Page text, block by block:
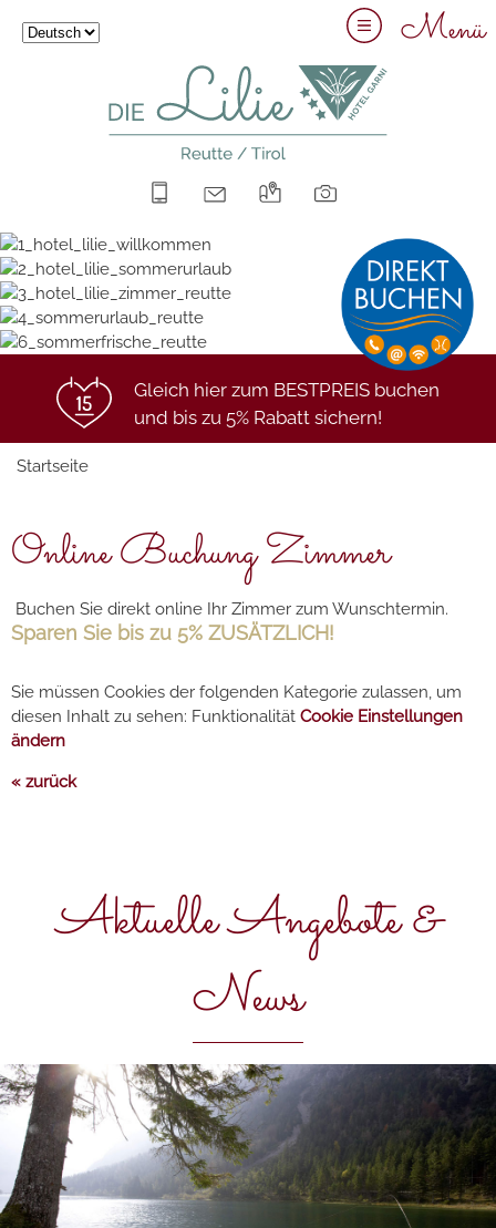
Menü
+43 5672 63211info@hotel-lilie.at
Anreise
Gleich hier zum BESTPREIS buchen
und bis zu 5% Rabatt sichern!
Startseite
Online Buchung Zimmer
Buchen Sie direkt online Ihr Zimmer zum Wunschtermin.
Sparen Sie bis zu 5% ZUSÄTZLICH!
Sie müssen Cookies der folgenden Kategorie zulassen, um
diesen Inhalt zu sehen: Funktionalität Cookie Einstellungen
ändern
« zurück
Aktuelle Angebote &
News